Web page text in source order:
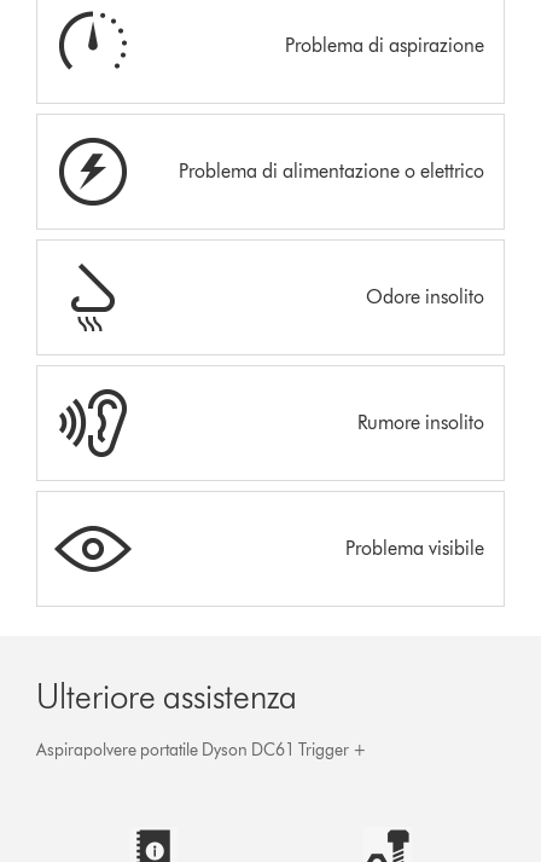
Problema di aspirazione
Problema di alimentazione o elettrico
Odore insolito
Rumore insolito
Problema visibile
Ulteriore assistenza
Aspirapolvere portatile Dyson DC61 Trigger +